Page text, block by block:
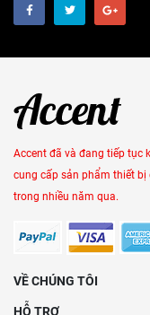
Accent đã và đang tiếp tục
cung cấp sản phẩm thiết
trong nhiều năm qua.
VỀ CHÚNG TÔI
HỖ TRỢ